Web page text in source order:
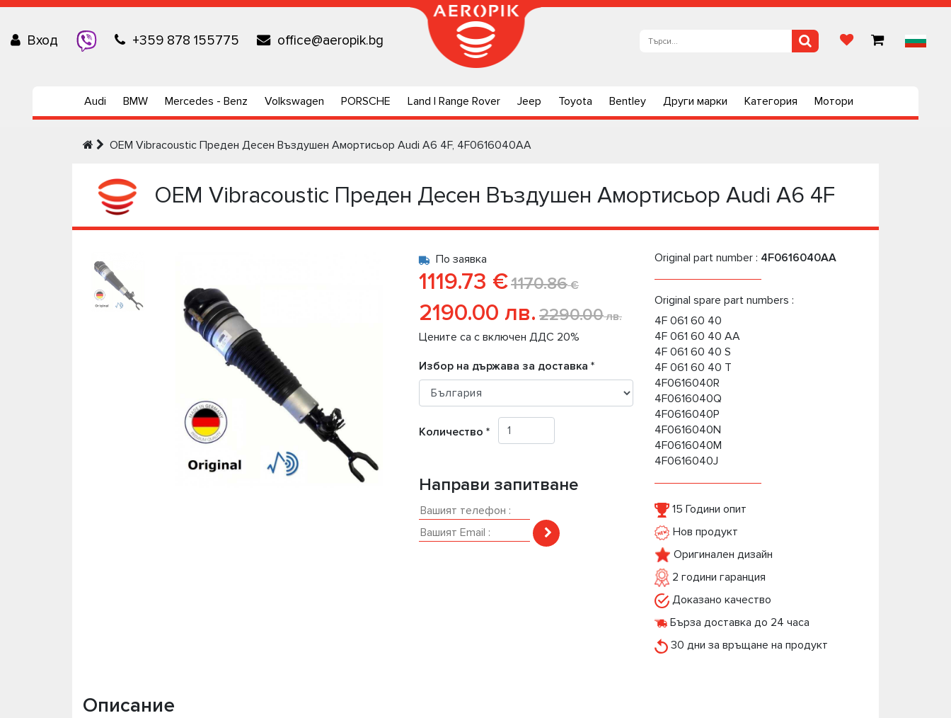
Вход +359 878 155775 office@aeropik.bg
Audi BMW Mercedes - Benz Volkswagen PORSCHE Land | Range Rover Jeep Toyota Bentley Други марки Категория Мотори
OEM Vibracoustic Преден Десен Въздушен Амортисьор Audi A6 4F, 4F0616040AA
OEM Vibracoustic Преден Десен Въздушен Амортисьор Audi A6 4F
По заявка
1119.73 €1170.86€
2190.00 лв. 2290.00лв.
Цените са с включен ДДС 20%
Избор на държава за доставка *
Количество *
Направи запитване
Original part number : 4F0616040AA
Original spare part numbers :
4F 061 60 40
4F 061 60 40 AA
4F 061 60 40 S
4F 061 60 40 T
4F0616040R
4F0616040Q
4F0616040P
4F0616040N
4F0616040M
4F0616040J
15 Години опит
Нов продукт
Оригинален дизайн
2 години гаранция
Доказано качество
Бърза доставка до 24 часа
30 дни за връщане на продукт
Описание